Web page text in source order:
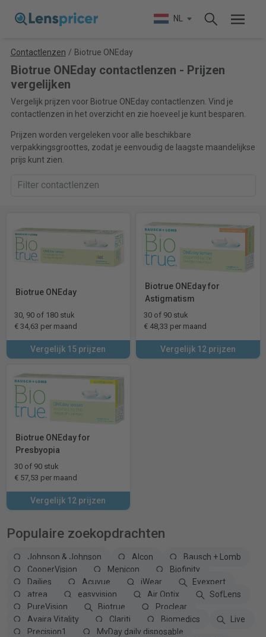
NL
Contactlenzen / Biotrue ONEday
Biotrue ONEday contactlenzen - Prijzen
vergelijken
Vergelijk prijzen voor Biotrue ONEday contactlenzen. Vind je
contactlenzen in het overzicht en zie hoeveel je kunt besparen.
Prijzen worden vergeleken voor alle beschikbare
verpakkingsgroottes, zodat je eenvoudig de laagste maandelijkse
prijs kunt zien.
Biotrue ONEday
30, 90 of 180 stuk
€ 34,63 per maand
Vergelijk 15 prijzen
Biotrue ONEday for
Astigmatism
30 of 90 stuk
€ 48,33 per maand
Vergelijk 12 prijzen
Biotrue ONEday for
Presbyopia
30 of 90 stuk
€ 57,53 per maand
Vergelijk 12 prijzen
Populaire zoekopdrachten
Johnson & Johnson Alcon
Bausch + Lomb
CooperVision
Menicon
Biofinity
Dailies
Acuvue iWear
Eyexpert
atrea
easyvision Air Optix
SofLens
PureVision
Biotrue
Proclear
Avaira Vitality
Clariti Biomedics
Live
Precision1
MyDay daily disposable